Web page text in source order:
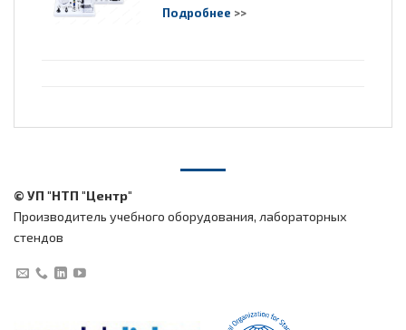
Подробнее >>
© УП "НТП "Центр"
Производитель учебного оборудования, лабораторных
стендов